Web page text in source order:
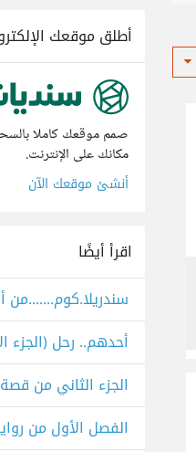
أطلق موقعك
صمم موقعك كاملا
مكانك على الإنترنت.
أنشئ موقعك الآن
اقرأ أيضًا
أحدهم.. رحل (الجزء
الجزء الثاني من
الفصل الأول من